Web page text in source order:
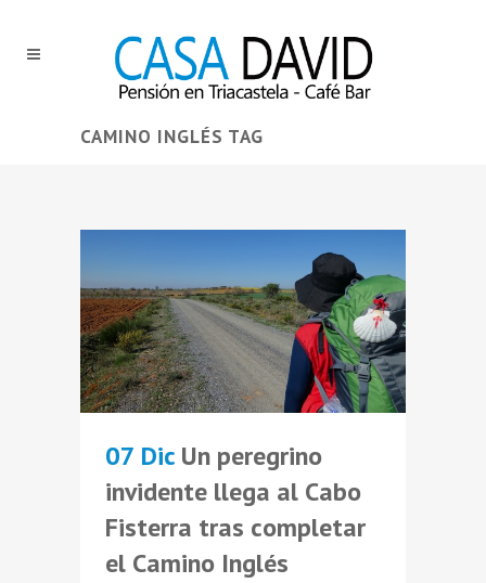
CAMINO INGLÉS TAG
07 Dic Un peregrino
invidente llega al Cabo
Fisterra tras completar
el Camino Inglés